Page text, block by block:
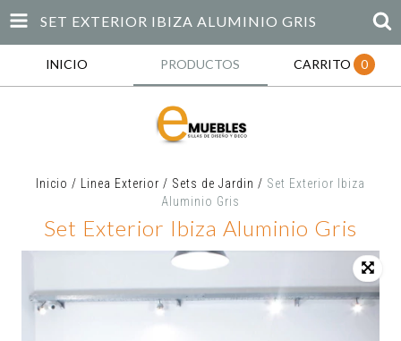
SET EXTERIOR IBIZA ALUMINIO GRIS
INICIO PRODUCTOS CARRITO 0
Inicio / Linea Exterior / Sets de Jardin / Set Exterior Ibiza
Aluminio Gris
Set Exterior Ibiza Aluminio Gris